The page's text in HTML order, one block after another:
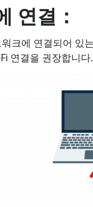
연결 ：
크에 연결되어 있
연결을 권장합니다